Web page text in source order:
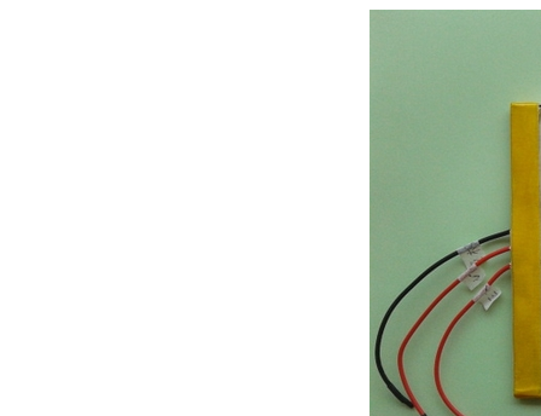
E＆J 锂聚合物电池电池，型号为EJ606090，4000mAh通过PSE认证